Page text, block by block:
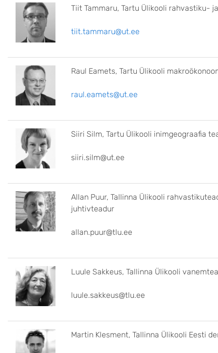
Tiit Tammaru, Tartu Ülikooli rahvastiku-
tiit.tammaru@ut.ee
Raul Eamets, Tartu Ülikooli
raul.eamets@ut.ee
Siiri Silm, Tartu Ülikooli inimgeograafia
siiri.silm@ut.ee
Allan Puur, Tallinna Ülikooli
juhtivteadur
allan.puur@tlu.ee
Luule Sakkeus, Tallinna Ülikooli
luule.sakkeus@tlu.ee
Martin Klesment, Tallinna Ülikooli Eesti